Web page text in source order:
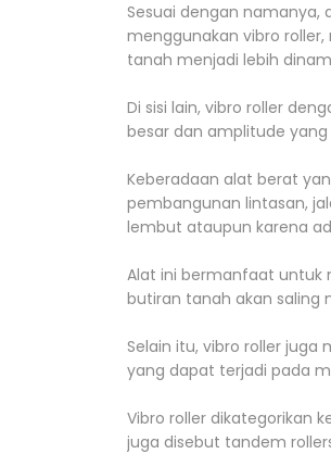
Sesuai dengan namanya,
menggunakan vibro
tanah menjadi lebih
Di sisi lain, vibro roller
besar dan amplitude
Keberadaan alat berat
pembangunan lintasan,
lembut ataupun karena
Alat ini bermanfaat untuk
butiran tanah akan saling
Selain itu, vibro roller
yang dapat terjadi pada
Vibro roller dikategorikan
juga disebut tandem